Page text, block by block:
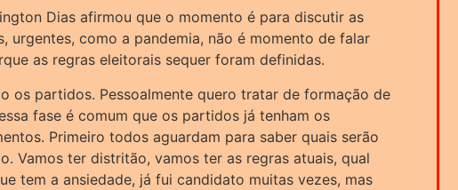
Dias afirmou que o momento é para discutir as
urgentes, como a pandemia, não é momento de falar
as regras eleitorais sequer foram definidas.
os partidos. Pessoalmente quero tratar de formação de
fase é comum que os partidos já tenham os
Primeiro todos aguardam para saber quais serão
Vamos ter distritão, vamos ter as regras atuais, qual
tem a ansiedade, já fui candidato muitas vezes, mas